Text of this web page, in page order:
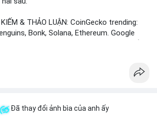
& THẢO LUẬN: CoinGecko trending:
Bonk, Solana, Ethereum. Google
đội tuyển Brasil, cúp U20 Châu Á.
Champions League, NCAA Football,
nhiều post về lệnh long, lợi nhuận,
$WLD, $ALLO, Top trader 30 ngày, POV
Đã thay đổi ảnh bìa của anh ấy